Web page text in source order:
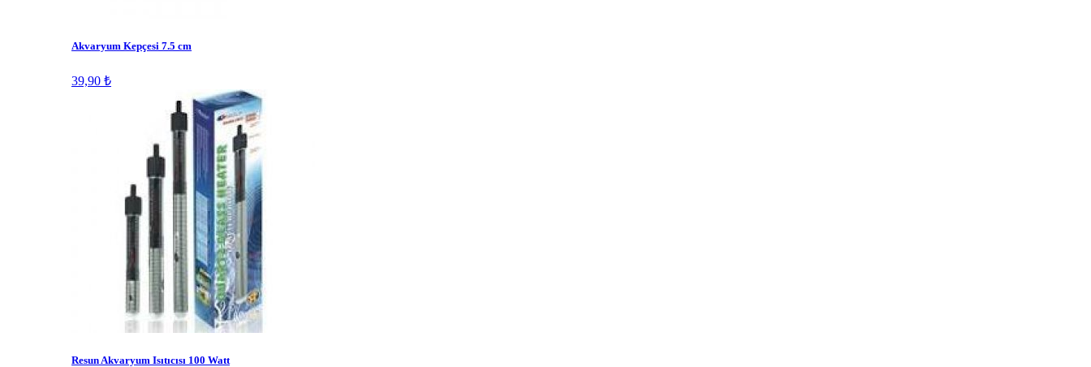
Akvaryum Kepçesi 7.5 cm
39,90 ₺
Resun Akvaryum Isıtıcısı 100 Watt